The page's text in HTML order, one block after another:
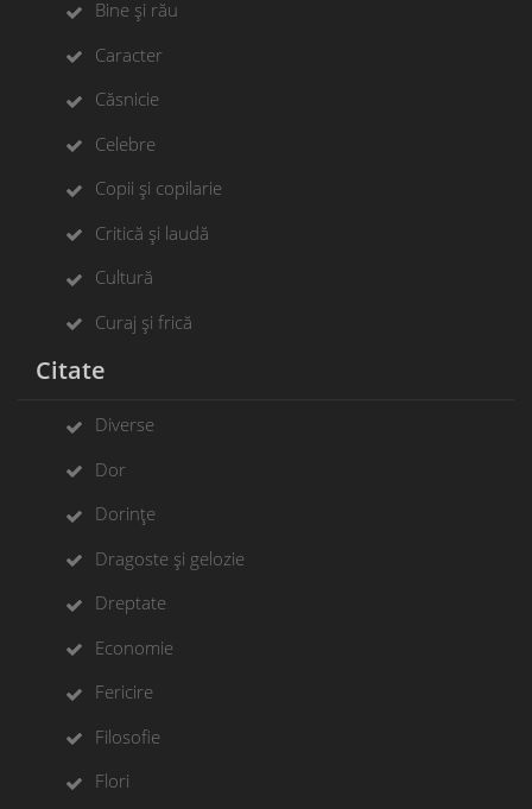
Bine și rău
Caracter
Căsnicie
Celebre
Copii și copilarie
Critică și laudă
Cultură
Curaj și frică
Citate
Diverse
Dor
Dorințe
Dragoste și gelozie
Dreptate
Economie
Fericire
Filosofie
Flori